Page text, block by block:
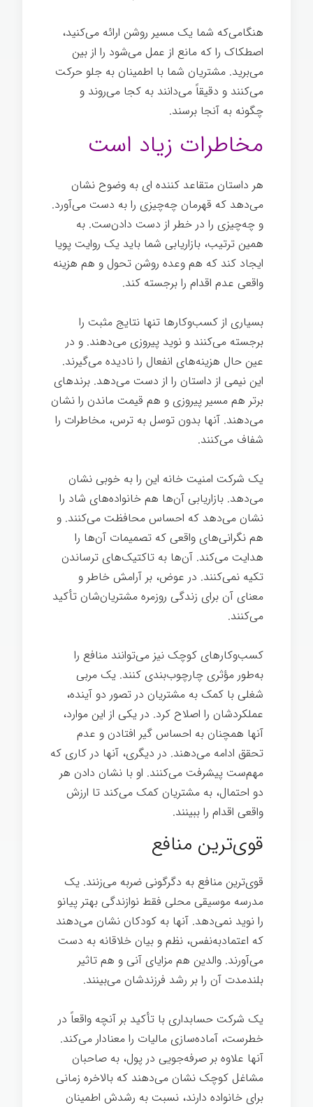
هنگامی‌که شما یک مسیر روشن ارائه می‌کنید،
اصطکاک را که مانع از عمل می‌شود را از بین
می‌برید. مشتریان شما با اطمینان به جلو حرکت
می‌کنند و دقیقاً می‌دانند به کجا می‌روند و
چگونه به آنجا برسند.
مخاطرات زیاد است
هر داستان متقاعد کننده ای به وضوح نشان
می‌دهد که قهرمان چه‌چیزی را به دست می‌آورد.
و چه‌چیزی را در خطر از دست دادن‌ست. به
همین ترتیب، بازاریابی شما باید یک روایت پویا
ایجاد کند که هم وعده روشن تحول و هم هزینه
واقعی عدم اقدام را برجسته کند.
بسیاری از کسب‌وکارها تنها نتایج مثبت را
برجسته می‌کنند و نوید پیروزی می‌دهند. و در
عین حال هزینه‌های انفعال را نادیده می‌گیرند.
این نیمی از داستان را از دست می‌دهد. برندهای
برتر هم مسیر پیروزی و هم قیمت ماندن را نشان
می‌دهند. آنها بدون توسل به ترس، مخاطرات را
شفاف می‌کنند.
یک شرکت امنیت خانه این را به خوبی نشان
می‌دهد. بازاریابی آن‌ها هم خانواده‌های شاد را
نشان می‌دهد که احساس محافظت می‌کنند. و
هم نگرانی‌های واقعی که تصمیمات آن‌ها را
هدایت می‌کند. آن‌ها به تاکتیک‌های ترساندن
تکیه نمی‌کنند. در عوض، بر آرامش خاطر و
معنای آن برای زندگی روزمره مشتریان‌شان تأکید
می‌کنند.
کسب‌وکارهای کوچک نیز می‌توانند منافع را
به‌طور مؤثری چارچوب‌بندی کنند. یک مربی
شغلی با کمک به مشتریان در تصور دو آینده،
عملکردشان را اصلاح کرد. در یکی از این موارد،
آنها همچنان به احساس گیر افتادن و عدم
تحقق ادامه می‌دهند. در دیگری، آنها در کاری که
مهم‌ست پیشرفت می‌کنند. او با نشان دادن هر
دو احتمال، به مشتریان کمک می‌کند تا ارزش
واقعی اقدام را ببینند.
قوی‌ترین منافع
قوی‌ترین منافع به دگرگونی ضربه می‌زنند. یک
مدرسه موسیقی محلی فقط نوازندگی بهتر پیانو
را نوید نمی‌دهد. آنها به کودکان نشان می‌دهند
که اعتمادبه‌نفس، نظم و بیان خلاقانه به دست
می‌آورند. والدین هم مزایای آنی و هم تاثیر
بلندمدت آن را بر رشد فرزندشان می‌بینند.
یک شرکت حسابداری با تأکید بر آنچه واقعاً در
خطرست، آماده‌سازی مالیات را معنادار می‌کند.
آنها علاوه بر صرفه‌جویی در پول، به صاحبان
مشاغل کوچک نشان می‌دهند که بالاخره زمانی
برای خانواده دارند، نسبت به رشدش اطمینان